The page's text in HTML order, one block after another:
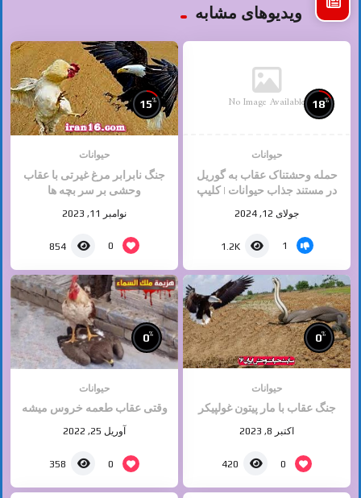
ویدیوهای مشابه
No Image Available 18%
حیوانات
حمله وحشتناک عقاب به گوریل
در مستند جذاب حیوانات | کلیپ
جولای 12, 2024
1
1.2K
15%
حیوانات
جنگ نابرابر مرغ غیرتی با عقاب
وحشی بر سر بچه ها
نوامبر 11, 2023
0
854
0%
حیوانات
جنگ عقاب با مار پیتون غولپیکر
اکتبر 8, 2023
0
420
0%
حیوانات
وقتی عقاب طعمه خروس میشه
آوریل 25, 2022
0
358